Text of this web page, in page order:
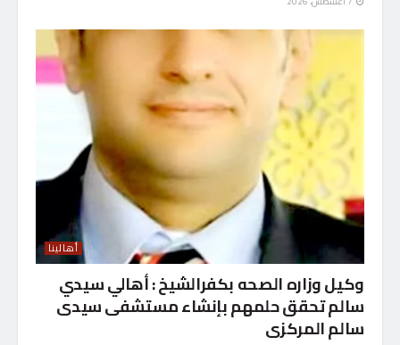
أهالينا
وكيل وزاره الصحه بكفرالشيخ : أهالي سيدي
سالم تحقق حلمهم بإنشاء مستشفى سيدى
سالم المركزى